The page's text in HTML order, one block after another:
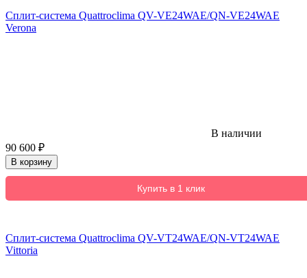
Сплит-система Quattroclima QV-VE24WAE/QN-VE24WAE
Verona
В наличии
90 600 ₽
В корзину
Купить в 1 клик
Сплит-система Quattroclima QV-VT24WAE/QN-VT24WAE
Vittoria